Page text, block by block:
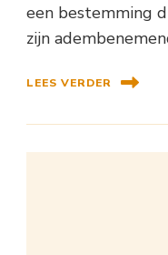
een bestemming
zijn
LEES VERDER